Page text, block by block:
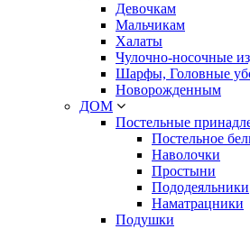
Девочкам
Мальчикам
Халаты
Чулочно-носочные
Шарфы, Головные
Новорожденным
ДОМ
Постельные
Постельное
Наволочки
Простыни
Пододеяльники
Наматрацники
Подушки